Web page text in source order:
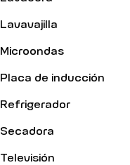
Lavavajilla
Microondas
Placa de inducción
Refrigerador
Secadora
Televisión